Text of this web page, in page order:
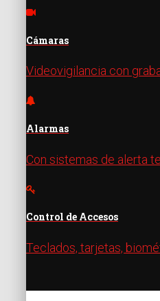
Cámaras
Videovigilancia con
Alarmas
Con sistemas de alerta
Control de Accesos
Teclados, tarjetas,